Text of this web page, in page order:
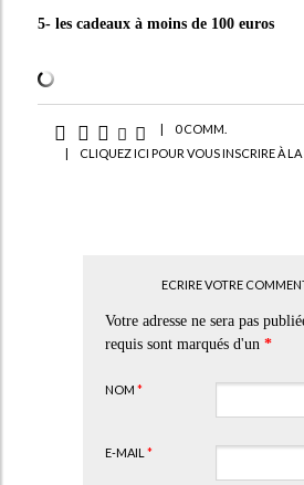
5- les cadeaux à moins de 100 euros
|
0 COMM.
|
CLIQUEZ ICI POUR VOUS INSCRIRE À
ECRIRE VOTRE
Votre adresse ne sera pas
requis sont marqués d'un *
NOM *
E-MAIL *